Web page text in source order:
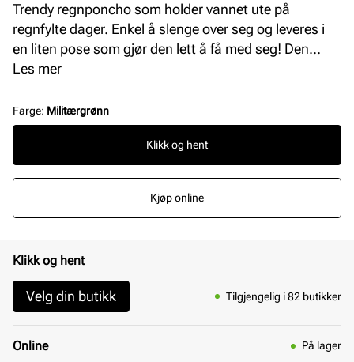
Trendy regnponcho som holder vannet ute på
regnfylte dager. Enkel å slenge over seg og leveres i
en liten pose som gjør den lett å få med seg! Den
praktiske regnponchoen med refleksprinten
mot regn og synlighet i mørket.
Les mer
Farge: Militærgrønn
Klikk og hent
Kjøp online
Klikk og hent
Velg din butikk Tilgjengelig i 82 butikker
Online På lager